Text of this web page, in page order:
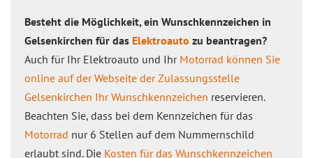
Besteht die Möglichkeit, ein Wunschkennzeichen in
Gelsenkirchen für das Elektroauto zu beantragen?
Auch für Ihr Elektroauto und Ihr Motorrad können Sie
online auf der Webseite der Zulassungsstelle
Gelsenkirchen Ihr Wunschkennzeichen reservieren.
Beachten Sie, dass bei dem Kennzeichen für das
Motorrad nur 6 Stellen auf dem Nummernschild
erlaubt sind. Die Kosten für das Wunschkennzeichen